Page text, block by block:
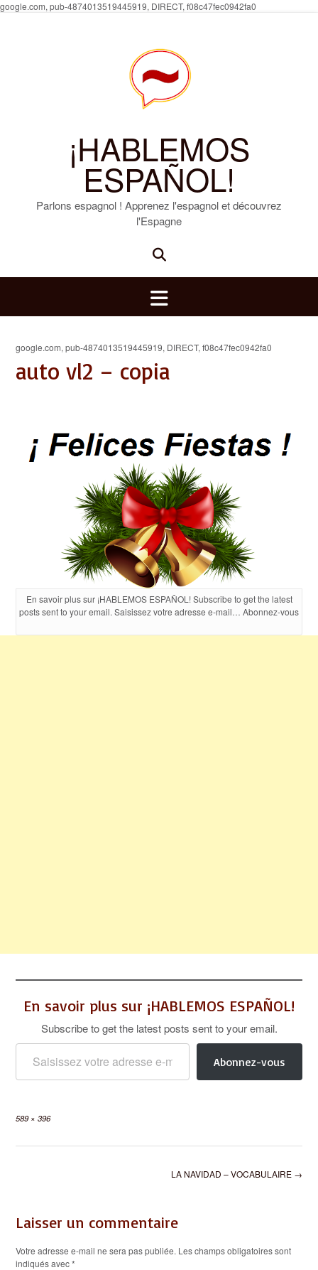
google.com, pub-4874013519445919, DIRECT, f08c47fec0942fa0
¡HABLEMOS
ESPAÑOL!
Parlons espagnol ! Apprenez l'espagnol et découvrez
l'Espagne
google.com, pub-4874013519445919, DIRECT, f08c47fec0942fa0
auto vl2 – copia
En savoir plus sur ¡HABLEMOS ESPAÑOL! Subscribe to get the latest
posts sent to your email. Saisissez votre adresse e-mail… Abonnez-vous
En savoir plus sur ¡HABLEMOS ESPAÑOL!
Subscribe to get the latest posts sent to your email.
Saisissez votre adresse e-mail…
Abonnez-vous
Full
589 × 396
LA NAVIDAD – VOCABULAIRE →
Laisser un commentaire
Votre adresse e-mail ne sera pas publiée. Les champs obligatoires sont
indiqués avec*